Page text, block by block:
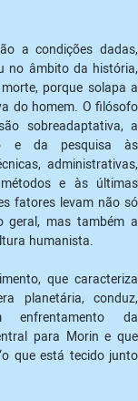
a condições dadas,
no âmbito da história,
porque solapa a
do homem. O filósofo
sobreadaptativa, a
e da pesquisa às
administrativas,
e às últimas
fatores levam não só
geral, mas também a
que caracteriza
planetária, conduz,
enfrentamento da
para Morin e que
que está tecido junto